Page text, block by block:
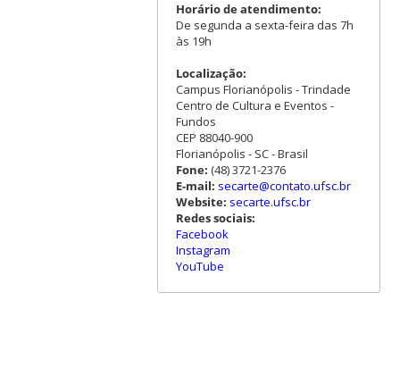
Horário de atendimento:
De segunda a sexta-feira das 7h
às 19h
Localização:
Campus Florianópolis - Trindade
Centro de Cultura e Eventos -
Fundos
CEP 88040-900
Florianópolis - SC - Brasil
Fone: (48) 3721-2376
E-mail: secarte@contato.ufsc.br
Website: secarte.ufsc.br
Redes sociais:
Facebook
Instagram
YouTube